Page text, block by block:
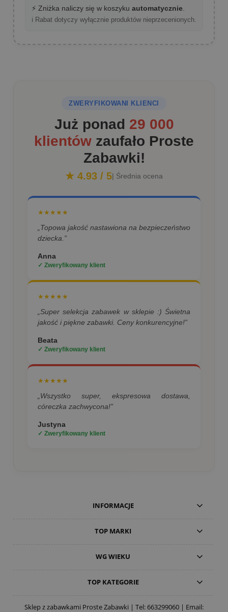
⚡ Zniżka naliczy się w koszyku automatycznie
ℹ️ Rabat dotyczy wyłącznie produktów nieprzecenionych.
ZWERYFIKOWANI KLIENCI
Już ponad 29 000
klientów zaufało Proste
Zabawki!
★ 4.93 / 5| Średnia ocena
★★★★★
„Topowa jakość nastawiona na bezpieczeństwo
dziecka.”
Anna
✓ Zweryfikowany klient
★★★★★
„Super selekcja zabawek w sklepie :) Świetna
jakość i piękne zabawki. Ceny konkurencyjne!”
Beata
✓ Zweryfikowany klient
★★★★★
„Wszystko super, ekspresowa dostawa,
córeczka zachwycona!”
Justyna
✓ Zweryfikowany klient
INFORMACJE
TOP MARKI
WG WIEKU
TOP KATEGORIE
Sklep z zabawkami Proste Zabawki | Tel:663299060 | Email: